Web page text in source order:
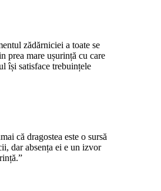
zădărniciei a toate se
prea mare ușurință cu care
își satisface trebuințele
că dragostea este o sursă
dar absența ei e un izvor